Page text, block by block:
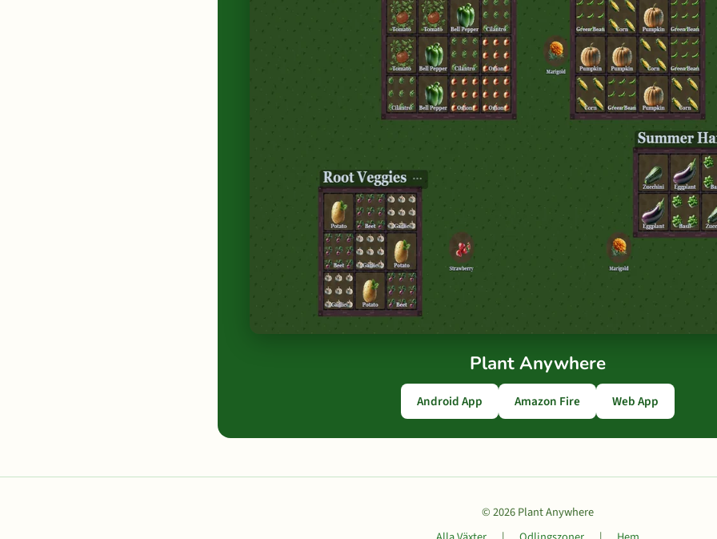
Plant Anywhere
Android App Amazon Fire Web App
© 2026 Plant Anywhere